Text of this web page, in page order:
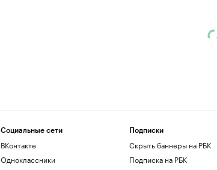
Социальные сети
ВКонтакте
Одноклассники
Подписки
Скрыть баннеры на РБК
Подписка на РБК